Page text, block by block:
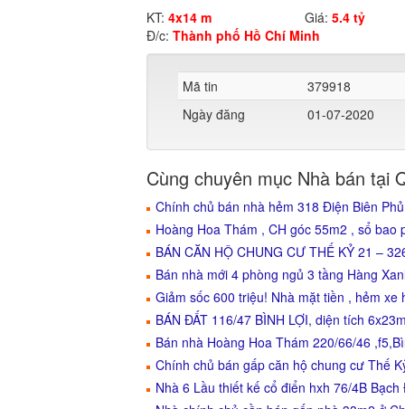
KT: 4x14 m Giá: 5.4 tỷ
Đ/c: Thành phố Hồ Chí Minh
Mã tin
379918
Ngày đăng
01-07-2020
Cùng chuyên mục Nhà bán tại
Chính chủ bán nhà hẻm 318 Điện Biên
Hoàng Hoa Thám , CH góc 55m2 , sổ bao
BÁN CĂN HỘ CHUNG CƯ THẾ KỶ 21 –
Bán nhà mới 4 phòng ngủ 3 tầng Hàng
Giảm sốc 600 triệu! Nhà mặt tiền , hẻm xe
BÁN ĐẤT 116/47 BÌNH LỢI, diện tích
Bán nhà Hoàng Hoa Thám 220/66/46
Chính chủ bán gấp căn hộ chung cư Thế
Nhà 6 Lầu thiết kế cổ điển hxh 76/4B